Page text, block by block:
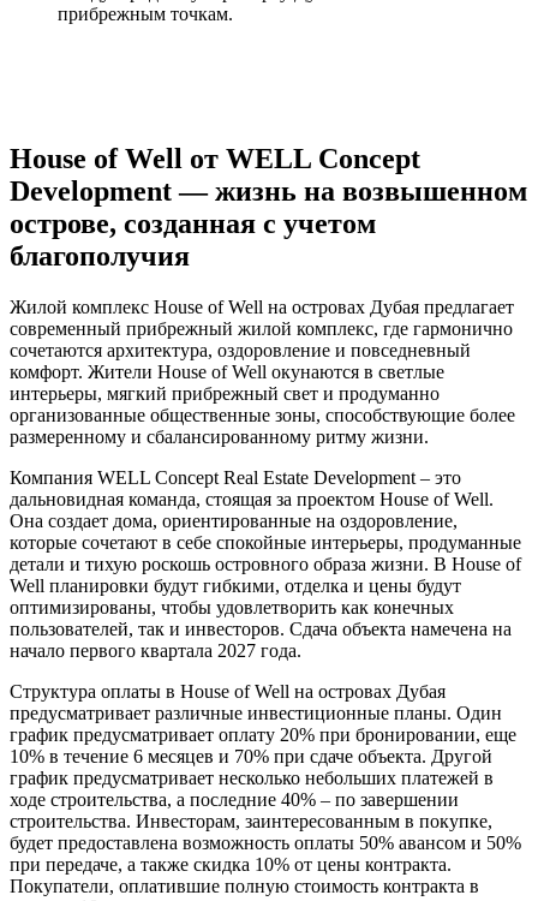
прибрежным точкам.
House of Well от WELL Concept
Development — жизнь на возвышенном
острове, созданная с учетом
благополучия
Жилой комплекс House of Well на островах Дубая предлагает
современный прибрежный жилой комплекс, где гармонично
сочетаются архитектура, оздоровление и повседневный
комфорт. Жители House of Well окунаются в светлые
интерьеры, мягкий прибрежный свет и продуманно
организованные общественные зоны, способствующие более
размеренному и сбалансированному ритму жизни.
Компания WELL Concept Real Estate Development – это
дальновидная команда, стоящая за проектом House of Well.
Она создает дома, ориентированные на оздоровление,
которые сочетают в себе спокойные интерьеры, продуманные
детали и тихую роскошь островного образа жизни. В House of
Well планировки будут гибкими, отделка и цены будут
оптимизированы, чтобы удовлетворить как конечных
пользователей, так и инвесторов. Сдача объекта намечена на
начало первого квартала 2027 года.
Структура оплаты в House of Well на островах Дубая
предусматривает различные инвестиционные планы. Один
график предусматривает оплату 20% при бронировании, еще
10% в течение 6 месяцев и 70% при сдаче объекта. Другой
график предусматривает несколько небольших платежей в
ходе строительства, а последние 40% – по завершении
строительства. Инвесторам, заинтересованным в покупке,
будет предоставлена возможность оплаты 50% авансом и 50%
при передаче, а также скидка 10% от цены контракта.
Покупатели, оплатившие полную стоимость контракта в